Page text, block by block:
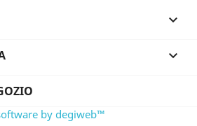


by degiweb™